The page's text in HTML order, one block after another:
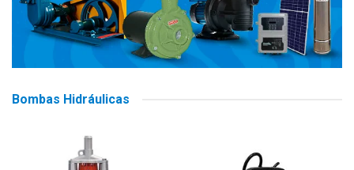
Bombas Hidráulicas